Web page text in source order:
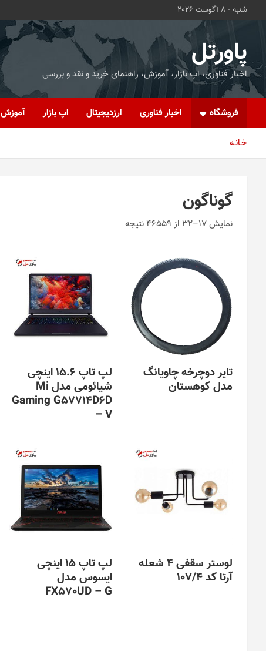
شنبه - 8 آگوست 2026
پاورتل
اخبار فناوری، اپ بازار، آموزش، راهنمای خرید و نقد و بررسی
فروشگاه اخبار فناوری ارزدیجیتال اپ بازار آموزش
خـانـه
گوناگون
نمایش 17–32 از 46559 نتیجه
تایر دوچرخه چاویانگ
مدل کوهستان
باشد.
گزینه
ها
محصول
انتخاب
لپ‌ تاپ 15.6 اینچی
شیائومی مدل Mi
Gaming G57714D6D
– V
لوستر سقفی 4 شعله
آرتا کد 107/4
لپ تاپ 15 اینچی
ایسوس مدل
FX570UD – G